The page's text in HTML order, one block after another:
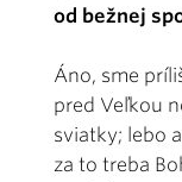
od bežnej
Áno, sme
pred Veľkou
sviatky; lebo
za to treba